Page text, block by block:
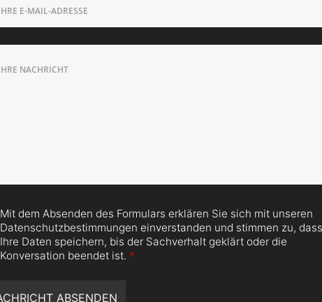
Mit dem Absenden des Formulars erklären Sie sich mit unseren
Datenschutzbestimmungen einverstanden und stimmen zu,
Ihre Daten speichern, bis der Sachverhalt geklärt oder die
Konversation beendet ist. *